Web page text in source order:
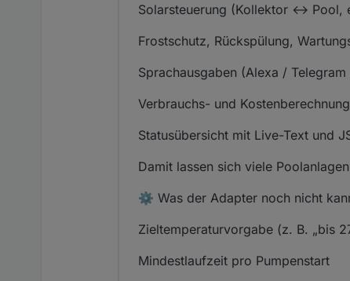
Solarsteuerung (Kollektor ↔ Pool,
Frostschutz, Rückspülung,
Sprachausgaben (Alexa /
Verbrauchs- und Kostenberechnung
Statusübersicht mit Live-Text und
Damit lassen sich viele
⚙️ Was der Adapter noch nicht
Zieltemperaturvorgabe (z. B. „bis
Mindestlaufzeit pro Pumpenstart